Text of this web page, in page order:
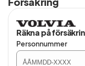
Räkna på
Personnummer